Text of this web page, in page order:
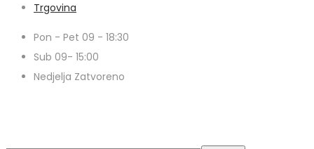
Trgovina
Pon - Pet 09 - 18:30
Sub 09- 15:00
Nedjelja Zatvoreno